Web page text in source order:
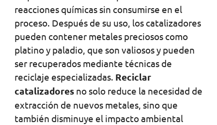
reacciones químicas sin consumirse en el
proceso. Después de su uso, los catalizadores
pueden contener metales preciosos como
platino y paladio, que son valiosos y pueden
ser recuperados mediante técnicas de
reciclaje especializadas. Reciclar
catalizadores no solo reduce la necesidad de
extracción de nuevos metales, sino que
también disminuye el impacto ambiental